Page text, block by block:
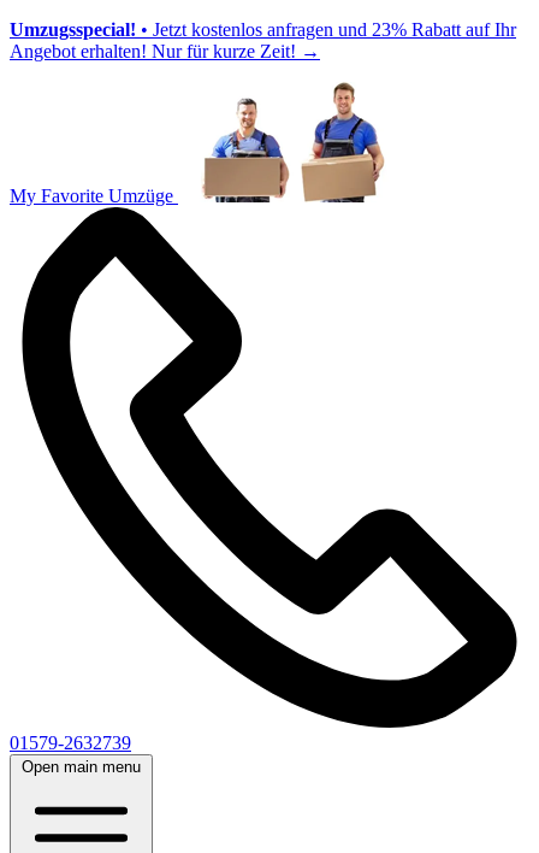
Umzugsspecial! • Jetzt kostenlos anfragen und 23% Rabatt auf Ihr
Angebot erhalten! Nur für kurze Zeit! →
My Favorite Umzüge
01579-2632739
Open main menu